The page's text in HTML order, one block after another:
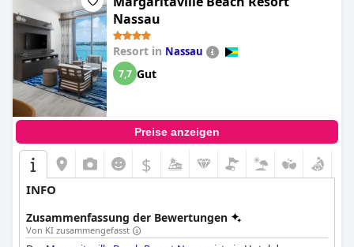
Nassau
Resort in Nassau
7,7 Gut
Preise anzeigen
$
INFO
Zusammenfassung der Bewertungen
Von KI zusammengefasst